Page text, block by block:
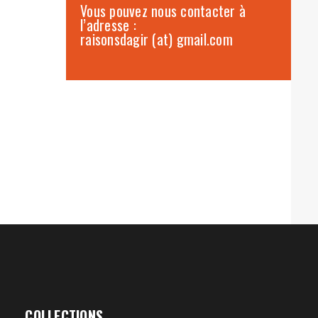
Vous pouvez nous contacter à
l’adresse :
raisonsdagir (at) gmail.com